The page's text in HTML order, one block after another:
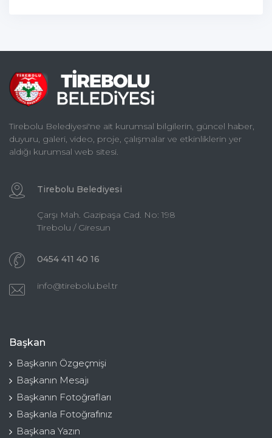
Tirebolu Belediyesi'ne ait kurumsal bilgilerin, güncel haber,
duyuru, galeri, video, proje, çalışmalar ve etkinliklerin yer
aldığı kurumsal web sitesi.
Tirebolu Belediyesi
Çarşı Mah. Gazipaşa Cad. No: 198
Tirebolu / Giresun
0454 411 40 16
info@tirebolu.bel.tr
Başkan
Başkanın Özgeçmişi
Başkanın Mesajı
Başkanın Fotoğrafları
Başkanla Fotoğrafınız
Başkana Yazın